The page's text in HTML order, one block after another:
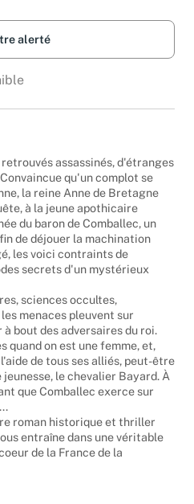
alerté
assassinés, d'étranges
qu'un complot se
la reine Anne de Bretagne
à la jeune apothicaire
du baron de Comballec, un
de déjouer la machination
les voici contraints de
secrets d'un mystérieux
sciences occultes,
menaces pleuvent sur
bout des adversaires du roi.
quand on est une femme, et,
de tous ses alliés, peut-être
le chevalier Bayard. À
que Comballec exerce sur
roman historique et thriller
entraîne dans une véritable
de la France de la